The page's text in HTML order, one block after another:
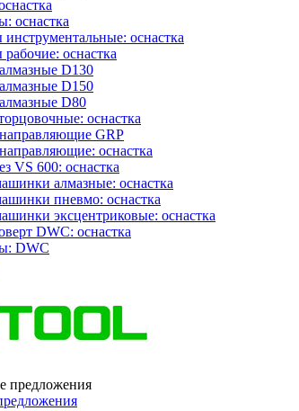
оснастка
оснастка
оснастка
D130
D150
D80
оснастка
GRP
оснастка
VS 600: оснастка
алмазные: оснастка
пневмо: оснастка
эксцентриковые: оснастка
DWC: оснастка
DWC